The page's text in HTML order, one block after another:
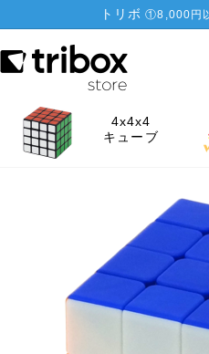
トリボ ①8,000円
4x4x4
キューブ